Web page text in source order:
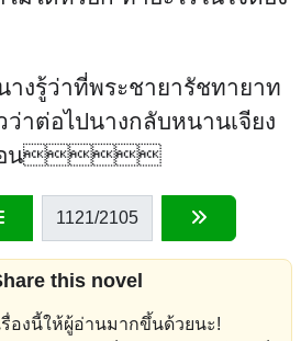
งรู้ว่าที่พระชายารัชทายาท
าต่อไปนางกลับหนานเจียง
อ่อน
1121/2105
this novel
องนี้ให้ผู้อ่านมากขึ้นด้วยนะ!